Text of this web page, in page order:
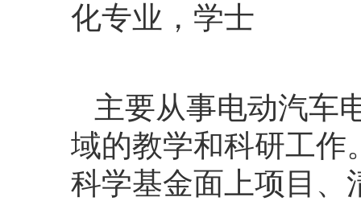
化专业，学士
主要从事电动汽车
域的教学和科研工作
科学基金面上项目 、